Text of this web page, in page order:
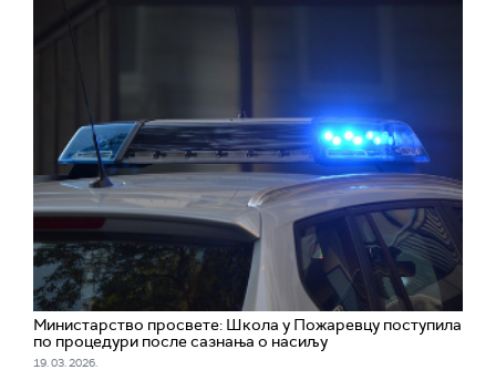
Министарство просвете: Школа у Пожаревцу поступила
по процедури после сазнања о насиљу
19. 03. 2026.